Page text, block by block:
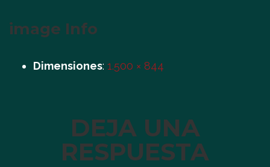
image Info
Dimensiones: 1.500 × 844
DEJA UNA
RESPUESTA